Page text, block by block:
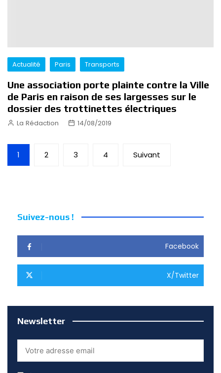
Actualité Paris Transports
Une association porte plainte contre la Ville
de Paris en raison de ses largesses sur le
dossier des trottinettes électriques
La Rédaction 14/08/2019
Pagination
des
1 2 3 4 Suivant
Suivez-nous !
Facebook
X/Twitter
Newsletter